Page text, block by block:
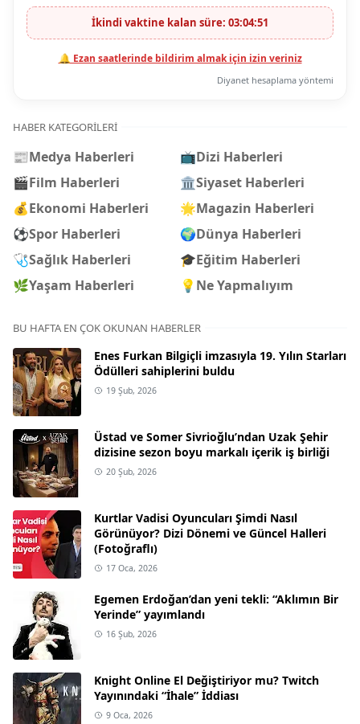
İkindi vaktine kalan süre: 03:04:50
🔔 Ezan saatlerinde bildirim almak için izin veriniz
Diyanet hesaplama yöntemi
HABER KATEGORILERI
📰Medya Haberleri 📺Dizi Haberleri
🎬Film Haberleri 🏛️Siyaset Haberleri
💰Ekonomi Haberleri 🌟Magazin Haberleri
⚽Spor Haberleri 🌍Dünya Haberleri
🩺Sağlık Haberleri 🎓Eğitim Haberleri
🌿Yaşam Haberleri 💡 Ne Yapmalıyım
BU HAFTA EN ÇOK OKUNAN HABERLER
Enes Furkan Bilgiçli imzasıyla 19. Yılın Starları
Ödülleri sahiplerini buldu
19 Şub, 2026
Üstad ve Somer Sivrioğlu’ndan Uzak Şehir
dizisine sezon boyu markalı içerik iş birliği
20 Şub, 2026
Kurtlar Vadisi Oyuncuları Şimdi Nasıl
Görünüyor? Dizi Dönemi ve Güncel Halleri
(Fotoğraflı)
17 Oca, 2026
Egemen Erdoğan’dan yeni tekli: “Aklımın Bir
Yerinde” yayımlandı
16 Şub, 2026
Knight Online El Değiştiriyor mu? Twitch
Yayınındaki “İhale” İddiası
9 Oca, 2026